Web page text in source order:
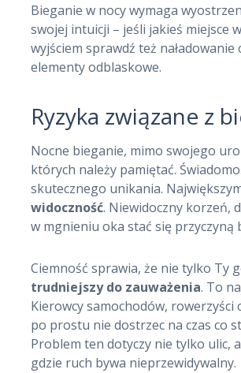
Bieganie w nocy wymaga
swojej intuicji – jeśli jakieś miejsce
wyjściem sprawdź też
elementy odblaskowe.
Ryzyka związane z
Nocne bieganie, mimo swojego
których należy pamiętać.
skutecznego unikania.
widoczność. Niewidoczny korzeń,
w mgnieniu oka stać się
Ciemność sprawia, że nie tylko Ty
trudniejszy do zauważenia. To
Kierowcy samochodów,
po prostu nie dostrzec na czas co
Problem ten dotyczy nie tylko ulic,
gdzie ruch bywa nieprzewidywalny.